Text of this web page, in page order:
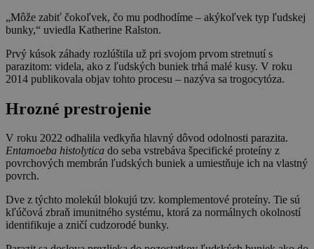
„Môže zabiť čokoľvek, čo mu podhodíme – akýkoľvek typ ľudskej
bunky,“ uviedla Katherine Ralston.
Prvý kúsok záhady rozlúštila už pri svojom prvom stretnutí s
parazitom: videla, ako z ľudských buniek trhá malé kusy. V roku
2014 publikovala objav tohto procesu – nazýva sa trogocytóza.
Hrozné prestrojenie
V roku 2022 odhalila vedkyňa hlavný dôvod odolnosti parazita.
Entamoeba histolytica do seba vstrebáva špecifické proteíny z
povrchových membrán ľudských buniek a umiestňuje ich na vlastný
povrch.
Dve z týchto molekúl blokujú tzv. komplementové proteíny. Tie sú
kľúčová zbraň imunitného systému, ktorá za normálnych okolností
identifikuje a zničí cudzorodé bunky.